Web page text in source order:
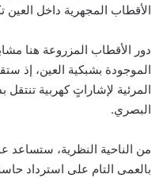
الأقطاب المجهرية داخل
دور الأقطاب المزروعة هنا
الموجودة بشبكية العين، إذ
المرئية لإشاراتٍ كهربية
البصري.
من الناحية النظرية، ستساعد
بالعمى التام على استرداد